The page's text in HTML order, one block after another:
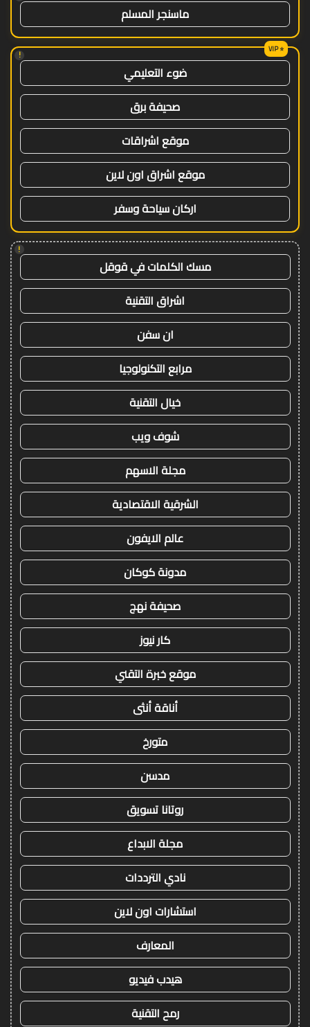
ماسنجر المسلم
!
ضوء التعليمي
صحيفة برق
موقع اشراقات
موقع اشراق اون لاين
اركان سياحة وسفر
!
مسك الكلمات في قوقل
اشراق التقنية
ان سفن
مرابع التكنولوجيا
خيال التقنية
شوف ويب
مجلة الاسهم
الشرقية الاقتصادية
عالم الايفون
مدونة كوكان
صحيفة نهج
كار نيوز
موقع خبرة التقني
أناقة أنثى
متورخ
مدسن
روتانا تسويق
مجلة الابداع
نادي الترددات
استشارات اون لاين
المعارف
هيدب فيديو
رمح التقنية